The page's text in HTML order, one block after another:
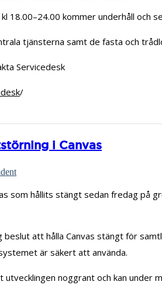
kl 18.00–24.00 kommer underhåll
tjänsterna samt de fasta och
Servicedesk
/
i Canvas
som hållits stängt sedan fredag på
att hålla Canvas stängt för
är säkert att använda.
noggrant och kan under